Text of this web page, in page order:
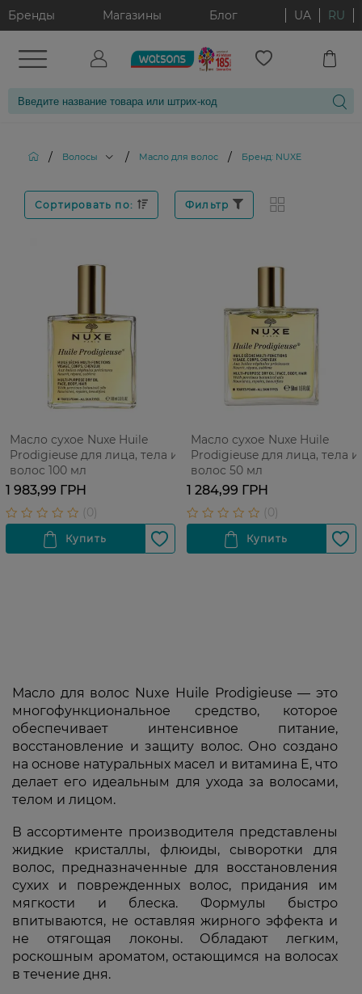
Бренды Магазины Блог UA RU
/ Волосы / Масло для волос / Бренд: NUXE
Сортировать по: Фильтр
Масло сухое Nuxe Huile
Prodigieuse для лица, тела и
волос 100 мл
1 983,99 ГРН
Масло сухое Nuxe Huile
Prodigieuse для лица, тела и
волос 50 мл
1 284,99 ГРН
Масло для волос Nuxe Huile Prodigieuse — это
многофункциональное средство, которое
обеспечивает интенсивное питание,
восстановление и защиту волос. Оно создано
на основе натуральных масел и витамина E, что
делает его идеальным для ухода за волосами,
телом и лицом.
В ассортименте производителя представлены
жидкие кристаллы, флюиды, сыворотки для
волос, предназначенные для восстановления
сухих и поврежденных волос, придания им
мягкости и блеска. Формулы быстро
впитываются, не оставляя жирного эффекта и
не отягощая локоны. Обладают легким,
роскошным ароматом, остающимся на волосах
в течение дня.